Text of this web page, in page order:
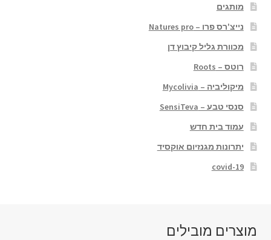
מותגים
נייצ'רס פרו – Natures pro
מכוורת גליל קיבוץ דן
רוטס – Roots
מיקוליביה – Mycolivia
סנסי טבע – SensiTeva
עמוד בית חדש
יתרונות מגנזיום אוקסיד
covid-19
מוצרים מובילים